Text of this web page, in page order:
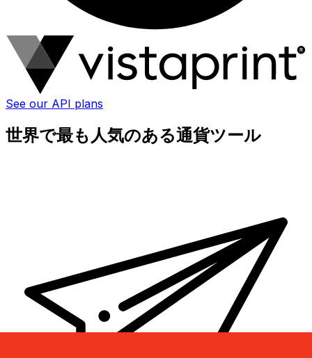
See our API plans
世界で最も人気のある通貨ツール